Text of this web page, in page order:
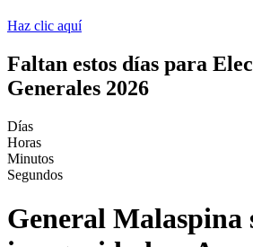
Haz clic aquí
Faltan estos días para
Generales 2026
Días
Horas
Minutos
Segundos
General Malaspina